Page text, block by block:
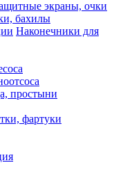
экраны, очки
бахилы
Наконечники для
простыни
фартуки